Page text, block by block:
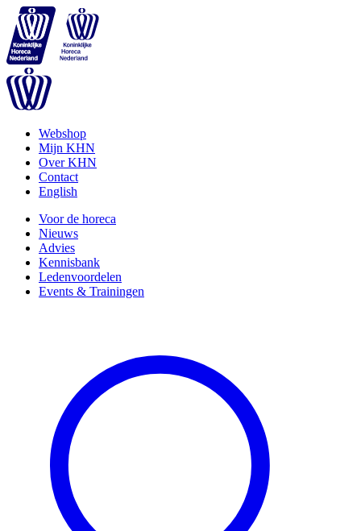
Webshop
Mijn KHN
Over KHN
Contact
English
Voor de horeca
Nieuws
Advies
Kennisbank
Ledenvoordelen
Events & Trainingen